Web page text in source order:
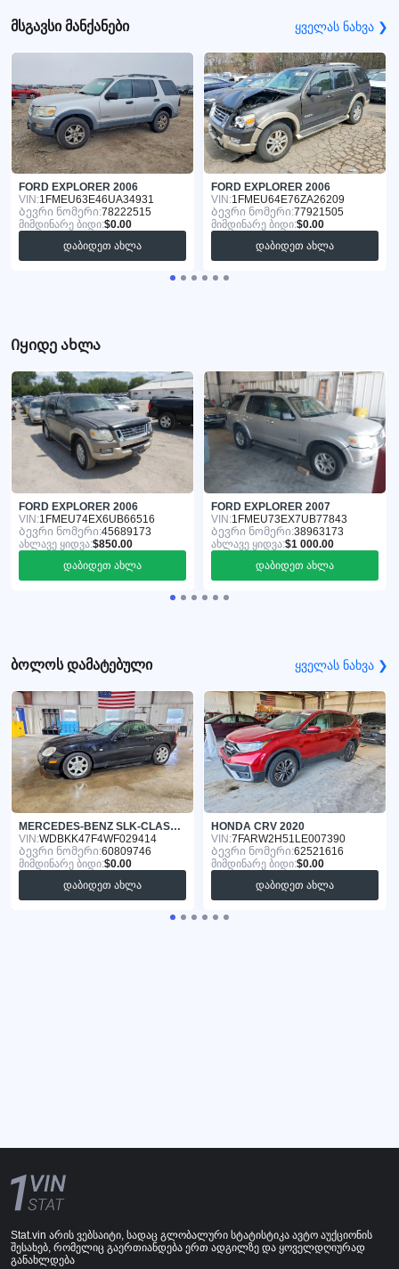
მსგავსი მანქანები ყველას ნახვა ❯
FORD EXPLORER 2006
VIN:1FMEU63E46UA34931
Ბევრი ნომერი:78222515
მიმდინარე ბიდი:$0.00
დაბიდეთ ახლა
FORD EXPLORER 2006
VIN:1FMEU64E76ZA26209
Ბევრი ნომერი:77921505
მიმდინარე ბიდი:$0.00
დაბიდეთ ახლა
Იყიდე ახლა
FORD EXPLORER 2006
VIN:1FMEU74EX6UB66516
Ბევრი ნომერი:45689173
ახლავე ყიდვა:$850.00
დაბიდეთ ახლა
FORD EXPLORER 2007
VIN:1FMEU73EX7UB77843
Ბევრი ნომერი:38963173
ახლავე ყიდვა:$1 000.00
დაბიდეთ ახლა
ბოლოს დამატებული ყველას ნახვა ❯
MERCEDES-BENZ SLK-CLASS 1998
VIN:WDBKK47F4WF029414
Ბევრი ნომერი:60809746
მიმდინარე ბიდი:$0.00
დაბიდეთ ახლა
HONDA CRV 2020
VIN:7FARW2H51LE007390
Ბევრი ნომერი:62521616
მიმდინარე ბიდი:$0.00
დაბიდეთ ახლა
Stat.vin არის ვებსაიტი, სადაც გლობალური სტატისტიკა ავტო აუქციონის
შესახებ, რომელიც გაერთიანდება ერთ ადგილზე და ყოველდღიურად
განახლდება